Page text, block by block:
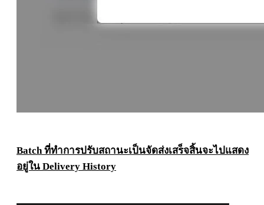
Batchที่ทำการปรับสถานะเป็นจัดส่งเสร็จสิ้นจะไปแสดง
อยู่ใน Delivery History